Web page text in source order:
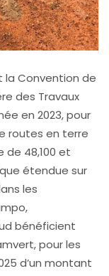
la Convention de
des Travaux
en 2023, pour
routes en terre
48,100 et
étendue sur
les
bénéficient
pour les
d’un montant